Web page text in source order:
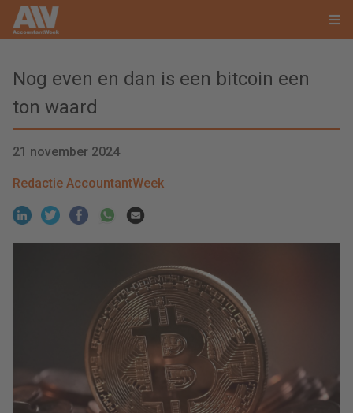
Nog even en dan is een bitcoin een
ton waard
21 november 2024
Redactie AccountantWeek